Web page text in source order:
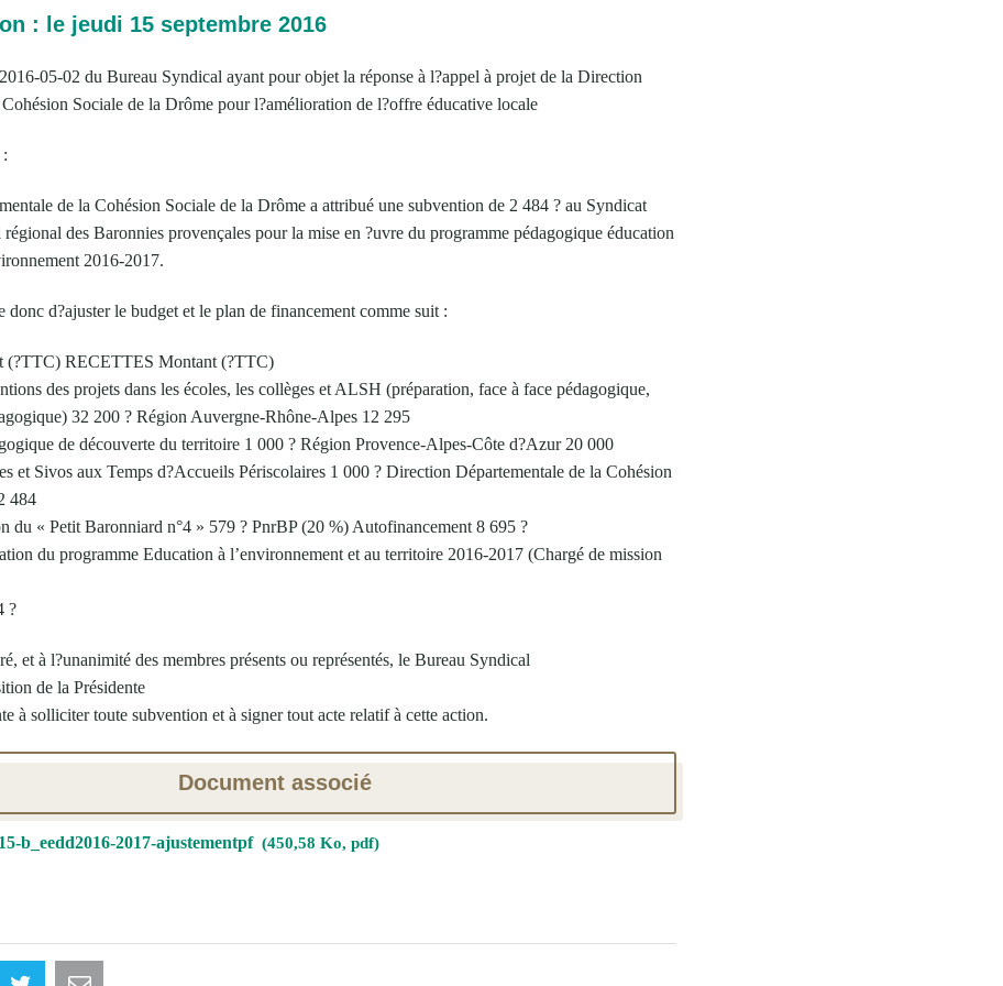
: le jeudi 15 septembre 2016
05-02 du Bureau Syndical ayant pour objet la réponse à l?appel à projet de la Direction
Sociale de la Drôme pour l?amélioration de l?offre éducative locale
de la Cohésion Sociale de la Drôme a attribué une subvention de 2 484 ? au Syndicat
des Baronnies provençales pour la mise en ?uvre du programme pédagogique éducation
2016-2017.
donc d?ajuster le budget et le plan de financement comme suit :
(?TTC) RECETTES Montant (?TTC)
des projets dans les écoles, les collèges et ALSH (préparation, face à face pédagogique,
32 200 ? Région Auvergne-Rhône-Alpes 12 295
de découverte du territoire 1 000 ? Région Provence-Alpes-Côte d?Azur 20 000
et Sivos aux Temps d?Accueils Périscolaires 1 000 ? Direction Départementale de la Cohésion
484
du « Petit Baronniard n°4 » 579 ? PnrBP (20 %) Autofinancement 8 695 ?
du programme Education à l’environnement et au territoire 2016-2017 (Chargé de mission
?
et à l?unanimité des membres présents ou représentés, le Bureau Syndical
de la Présidente
à solliciter toute subvention et à signer tout acte relatif à cette action.
Document associé
b_eedd2016-2017-ajustementpf 450,58 Ko, pdf